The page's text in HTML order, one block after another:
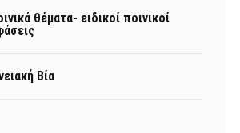
θέματα- ειδικοί ποινικοί
Βία